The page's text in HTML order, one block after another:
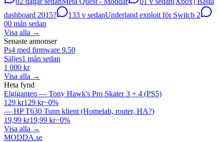
dashboard 2015?
133 v sedanUnderland exploit för Switch 2
00 mån sedan
Visa alla →
Senaste annonser
Ps4 med firmware 9.50
Säljes1 mån sedan
1 000 kr
Visa alla →
Heta fynd
Elgiganten — Tony Hawk's Pro Skater 3 + 4 (PS5)
129 kr129 kr−0%
— HP T630 Tunn klient (Homelab, router, HA?)
19,99 kr19,99 kr−0%
Visa alla →
MODDA.se